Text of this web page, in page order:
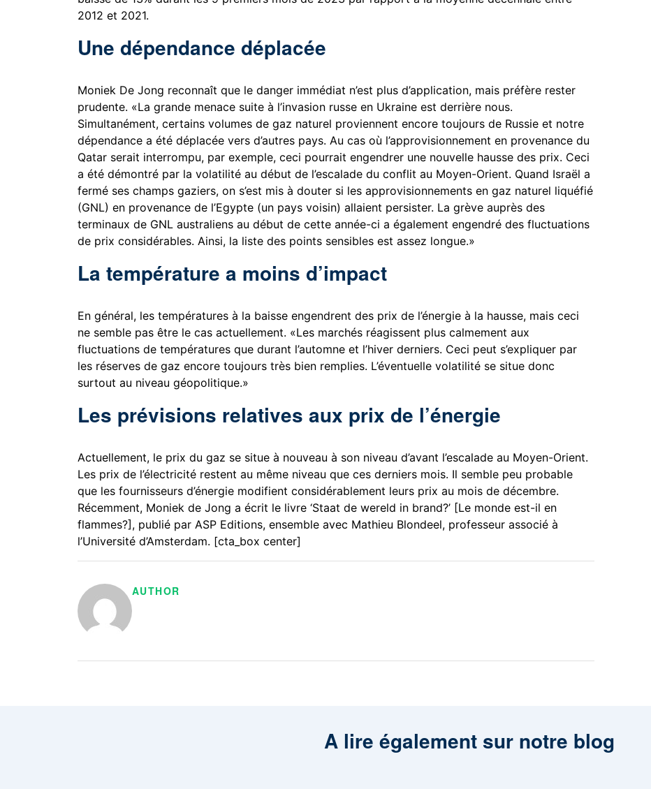
2012 et 2021.
Une dépendance déplacée
Moniek De Jong reconnaît que le danger immédiat n’est plus d’application, mais préfère rester
prudente. «La grande menace suite à l’invasion russe en Ukraine est derrière nous.
Simultanément, certains volumes de gaz naturel proviennent encore toujours de Russie et notre
dépendance a été déplacée vers d’autres pays. Au cas où l’approvisionnement en provenance du
Qatar serait interrompu, par exemple, ceci pourrait engendrer une nouvelle hausse des prix. Ceci
a été démontré par la volatilité au début de l’escalade du conflit au Moyen-Orient. Quand Israël a
fermé ses champs gaziers, on s’est mis à douter si les approvisionnements en gaz naturel liquéfié
(GNL) en provenance de l’Egypte (un pays voisin) allaient persister. La grève auprès des
terminaux de GNL australiens au début de cette année-ci a également engendré des fluctuations
de prix considérables. Ainsi, la liste des points sensibles est assez longue.»
La température a moins d’impact
En général, les températures à la baisse engendrent des prix de l’énergie à la hausse, mais ceci
ne semble pas être le cas actuellement. «Les marchés réagissent plus calmement aux
fluctuations de températures que durant l’automne et l’hiver derniers. Ceci peut s’expliquer par
les réserves de gaz encore toujours très bien remplies. L’éventuelle volatilité se situe donc
surtout au niveau géopolitique.»
Les prévisions relatives aux prix de l’énergie
Actuellement, le prix du gaz se situe à nouveau à son niveau d’avant l’escalade au Moyen-Orient.
Les prix de l’électricité restent au même niveau que ces derniers mois. Il semble peu probable
que les fournisseurs d’énergie modifient considérablement leurs prix au mois de décembre.
Récemment, Moniek de Jong a écrit le livre ‘Staat de wereld in brand?’ [Le monde est-il en
flammes?], publié par ASP Editions, ensemble avec Mathieu Blondeel, professeur associé à
l’Université d’Amsterdam. [cta_box center]
AUTHOR
A lire également sur notre blog